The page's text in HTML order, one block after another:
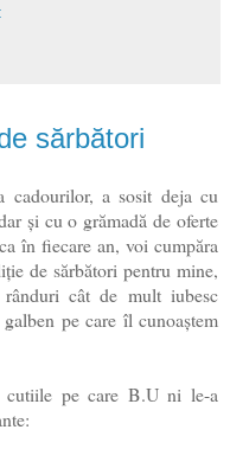
sărbători
cadourilor, a sosit deja cu
și cu o grămadă de oferte
în fiecare an, voi cumpăra
de sărbători pentru mine,
cât de mult iubesc
pe care îl cunoaștem
cutiile pe care B.U ni le-a